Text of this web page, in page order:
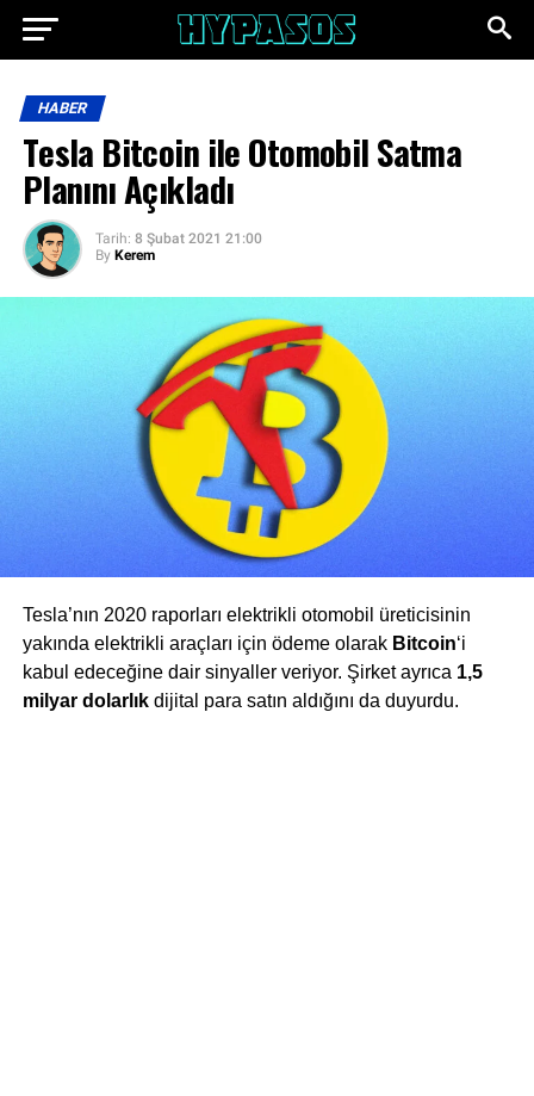
HABER
Tesla Bitcoin ile Otomobil Satma
Planını Açıkladı
Tarih: 8 Şubat 2021 21:00
By Kerem
Tesla’nın 2020 raporları elektrikli otomobil üreticisinin
yakında elektrikli araçları için ödeme olarak Bitcoin‘i
kabul edeceğine dair sinyaller veriyor. Şirket ayrıca 1,5
milyar dolarlıkdijital para satın aldığını da duyurdu.